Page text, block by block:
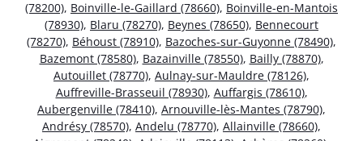
(78200), Boinville-le-Gaillard (78660), Boinville-en-Mantois
(78930), Blaru (78270), Beynes (78650), Bennecourt
(78270), Béhoust (78910), Bazoches-sur-Guyonne (78490),
Bazemont (78580), Bazainville (78550), Bailly (78870),
Autouillet (78770), Aulnay-sur-Mauldre (78126),
Auffreville-Brasseuil (78930), Auffargis (78610),
Aubergenville (78410), Arnouville-lès-Mantes (78790),
Andrésy (78570), Andelu (78770), Allainville (78660),